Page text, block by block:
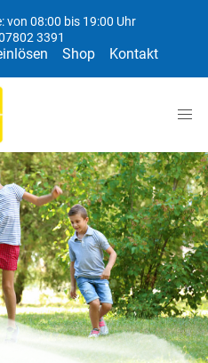
von 08:00 bis 19:00 Uhr
3391
Shop Kontakt